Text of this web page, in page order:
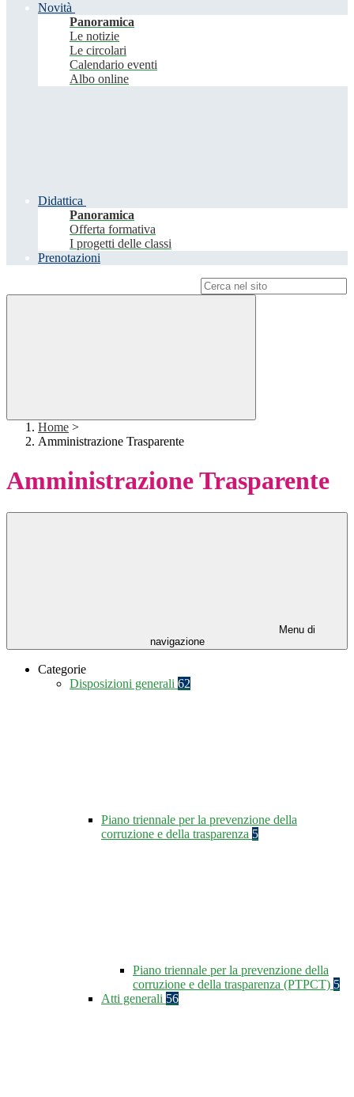
Novità
Panoramica
Le notizie
Le circolari
Calendario eventi
Albo online
Didattica
Panoramica
Offerta formativa
I progetti delle classi
Prenotazioni
Home >
Amministrazione Trasparente
Amministrazione Trasparente
Menu di
navigazione
Categorie
Disposizioni generali 62
Piano triennale per la prevenzione della
corruzione e della trasparenza 5
Piano triennale per la prevenzione della
corruzione e della trasparenza (PTPCT) 5
Atti generali 56